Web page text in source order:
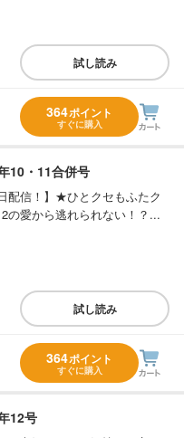
試し読み
364ポイント
すぐに購入
10・11合併号
配信！】★ひとクセもふたク
の愛から逃れられない！？...
試し読み
364ポイント
すぐに購入
12号